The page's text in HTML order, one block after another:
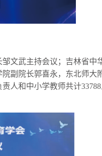
文武主持会议；吉林省中
副院长郭喜永，东北师大
人和中小学教师共计